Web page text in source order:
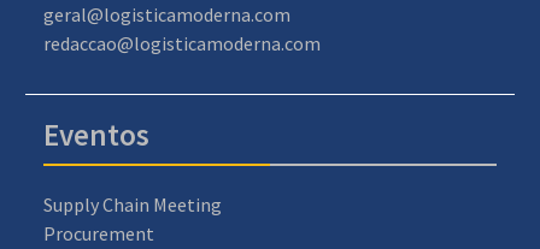
geral@logisticamoderna.com
redaccao@logisticamoderna.com
Eventos
Supply Chain Meeting
Procurement